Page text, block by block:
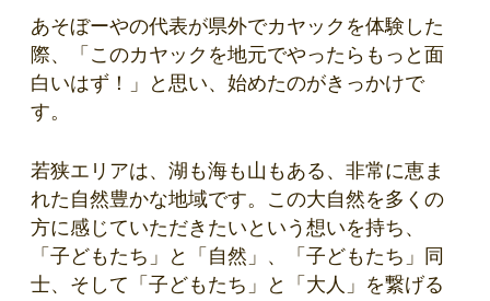
あそぼーやの代表が県外でカヤックを体験した
際、「このカヤックを地元でやったらもっと面
白いはず！」と思い、始めたのがきっかけで
す。
若狭エリアは、湖も海も山もある、非常に恵ま
れた自然豊かな地域です。この大自然を多くの
方に感じていただきたいという想いを持ち、
「子どもたち」と「自然」、「子どもたち」同
士、そして「子どもたち」と「大人」を繋げる